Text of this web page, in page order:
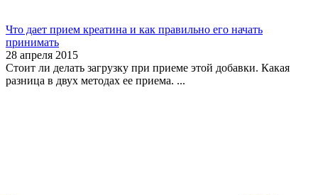
Что дает прием креатина и как правильно его начать
принимать
28 апреля 2015
Стоит ли делать загрузку при приеме этой добавки. Какая
разница в двух методах ее приема. ...